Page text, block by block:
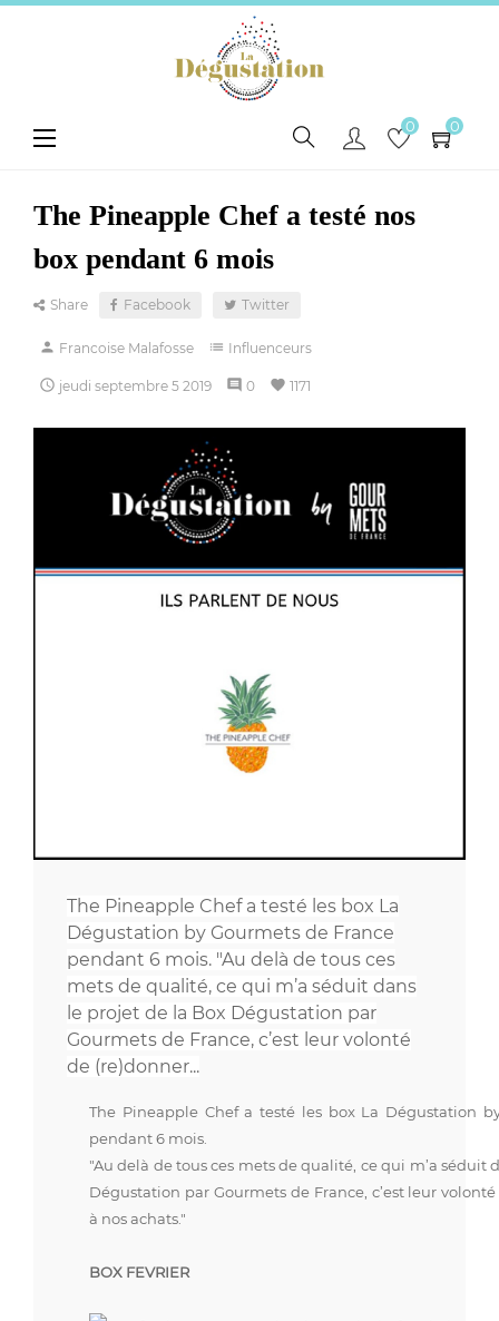
0 0
Basculer
☰
The Pineapple Chef a testé nos
box pendant 6 mois
Share Facebook Twitter
person Francoise Malafosse list Influenceurs
 jeudi septembre 5 2019 comment 0 favorite 1171
The Pineapple Chef a testé les box La
Dégustation by Gourmets de France
pendant 6 mois. "Au delà de tous ces
mets de qualité, ce qui m’a séduit dans
le projet de la Box Dégustation par
Gourmets de France, c’est leur volonté
de (re)donner...
The Pineapple Chef a testé les box La Dégustation
pendant 6 mois.
"Au delà de tous ces mets de qualité, ce qui m’a séduit
Dégustation par Gourmets de France, c’est leur
à nos achats."
BOX FEVRIER